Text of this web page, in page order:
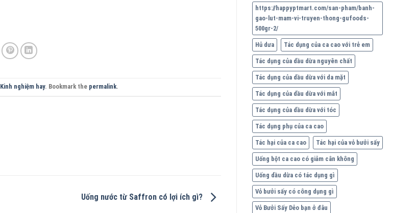
Kinh nghiệm hay. Bookmark the permalink.
Uống nước từ Saffron có lợi ích gì?
https://happyptmart.com/san-pham/banh-
gao-lut-mam-vi-truyen-thong-gufoods-
500gr-2/
Hủ dưa Tác dụng của ca cao với trẻ em
Tác dụng của dầu dừa nguyên chất
Tác dụng của dầu dừa với da mặt
Tác dụng của dầu dừa với mắt
Tác dụng của dầu dừa với tóc
Tác dụng phụ của ca cao
Tác hại của ca cao Tác hại của vỏ bưởi sấy
Uống bột ca cao có giảm cân không
Uống dầu dừa có tác dụng gì
Vỏ bưởi sấy có công dụng gì
Vỏ Bưởi Sấy Dẻo bạn ở đâu